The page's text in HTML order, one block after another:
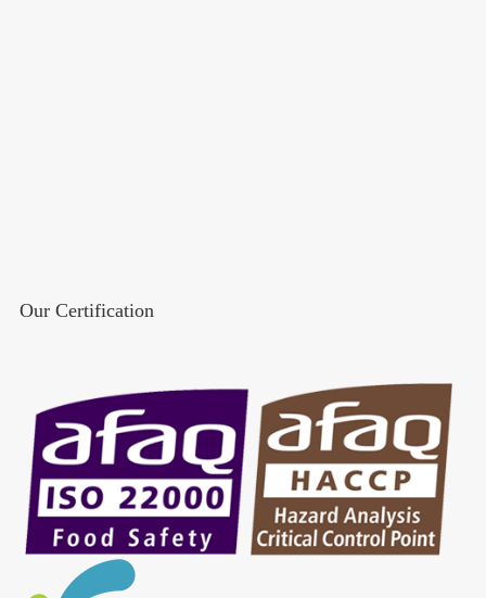
Our Certification